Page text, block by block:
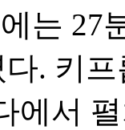
는 27
. 키
에서